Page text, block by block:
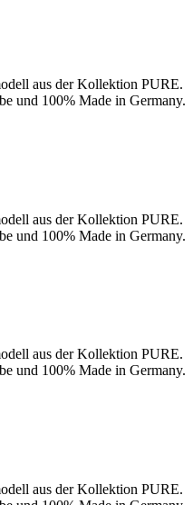
aus der Kollektion PURE.
und 100% Made in Germany.
aus der Kollektion PURE.
und 100% Made in Germany.
aus der Kollektion PURE.
und 100% Made in Germany.
aus der Kollektion PURE.